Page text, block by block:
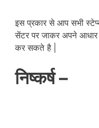
इस प्रकार से आप सभी
सेंटर पर जाकर अपने आधार
कर सकते है |
निष्कर्ष –